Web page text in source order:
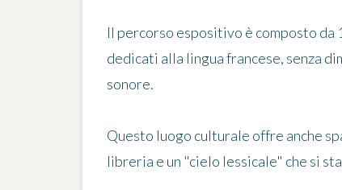
Il percorso espositivo è composto da
dedicati alla lingua francese, senza
sonore.
Questo luogo culturale offre anche
libreria e un "cielo lessicale" che si